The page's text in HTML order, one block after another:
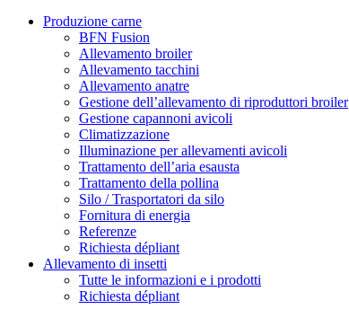
Produzione carne
BFN Fusion
Allevamento broiler
Allevamento tacchini
Allevamento anatre
Gestione dell’allevamento di riproduttori broiler
Gestione capannoni avicoli
Climatizzazione
Illuminazione per allevamenti avicoli
Trattamento dell’aria esausta
Trattamento della pollina
Silo / Trasportatori da silo
Fornitura di energia
Referenze
Richiesta dépliant
Allevamento di insetti
Tutte le informazioni e i prodotti
Richiesta dépliant